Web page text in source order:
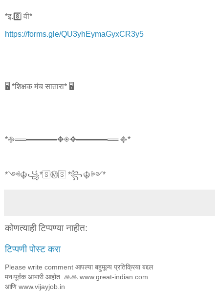
*इ.8️⃣ वी*
https://forms.gle/QU3yhEymaGyxCR3y5
🖥️ *शिक्षक मंच सातारा* 🖥️
*࿇══━━━━✥◈✥━━━━══ ࿇*
*༺☬꧁*🇸Ⓜ🇸 *꧂☬༻*
कोणत्याही टिप्पण्‍या नाहीत:
टिप्पणी पोस्ट करा
Please write comment आपल्या बहुमूल्य प्रतिक्रिया बद्दल
मनःपूर्वक आभारी आहोत..🙏🙏 www.great-indian com
आणि www.vijayjob.in